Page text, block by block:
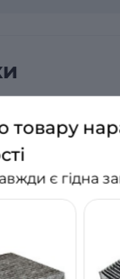
товару
товару
є гідна